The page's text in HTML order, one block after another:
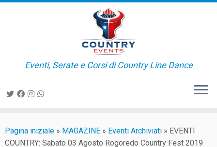
Eventi, Serate e Corsi di Country Line Dance
Pagina iniziale » MAGAZINE » Eventi Archiviati » EVENTI
COUNTRY: Sabato 03 Agosto Rogoredo Country Fest 2019